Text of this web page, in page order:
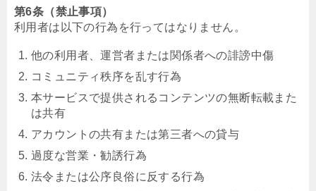
第6条（禁止事項）
利用者は以下の行為を行ってはなりません。
他の利用者、運営者または関係者への誹謗中傷
コミュニティ秩序を乱す行為
本サービスで提供されるコンテンツの無断転載また
は共有
アカウントの共有または第三者への貸与
過度な営業・勧誘行為
法令または公序良俗に反する行為